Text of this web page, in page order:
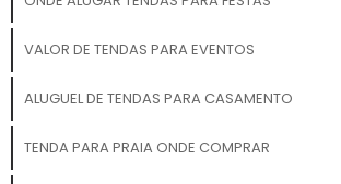
VALOR DE TENDAS PARA EVENTOS
ALUGUEL DE TENDAS PARA CASAMENTO
TENDA PARA PRAIA ONDE COMPRAR